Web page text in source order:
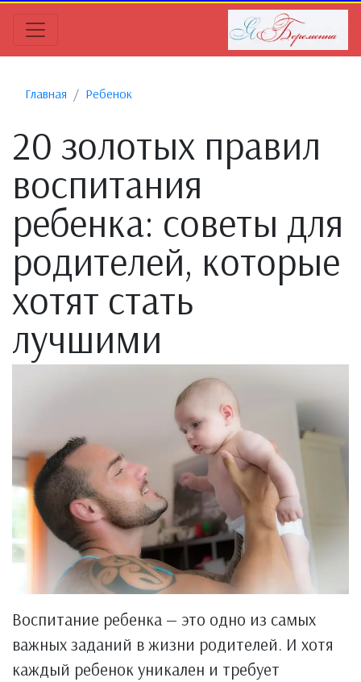
Главная Ребенок
20 золотых правил
воспитания
ребенка: советы для
родителей, которые
хотят стать
лучшими
Воспитание ребенка — это одно из самых
важных заданий в жизни родителей. И хотя
каждый ребенок уникален и требует